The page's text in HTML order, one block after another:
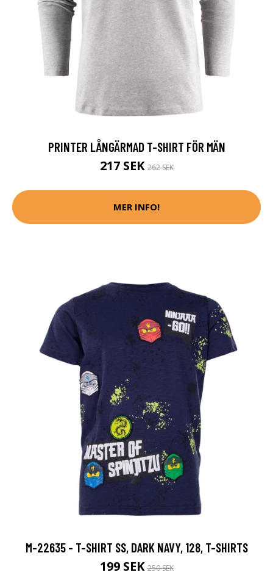
PRINTER LÅNGÄRMAD T-SHIRT FÖR MÄN
217 SEK262 SEK
MER INFO!
M-22635 - T-SHIRT SS, DARK NAVY, 128, T-SHIRTS
199 SEK250 SEK